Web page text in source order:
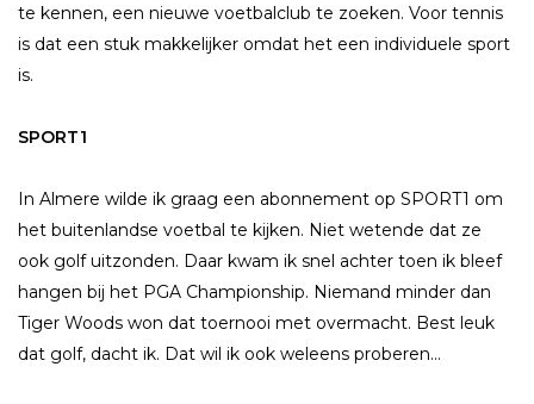
te kennen, een nieuwe voetbalclub te zoeken. Voor tennis
is dat een stuk makkelijker omdat het een individuele sport
is.
SPORT1
In Almere wilde ik graag een abonnement op SPORT1 om
het buitenlandse voetbal te kijken. Niet wetende dat ze
ook golf uitzonden. Daar kwam ik snel achter toen ik bleef
hangen bij het PGA Championship. Niemand minder dan
Tiger Woods won dat toernooi met overmacht. Best leuk
dat golf, dacht ik. Dat wil ik ook weleens proberen...